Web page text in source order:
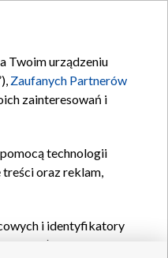
Twoim urządzeniu
Zaufanych Partnerów
zainteresowań i
technologii
oraz reklam,
i identyfikatory
pozostałych